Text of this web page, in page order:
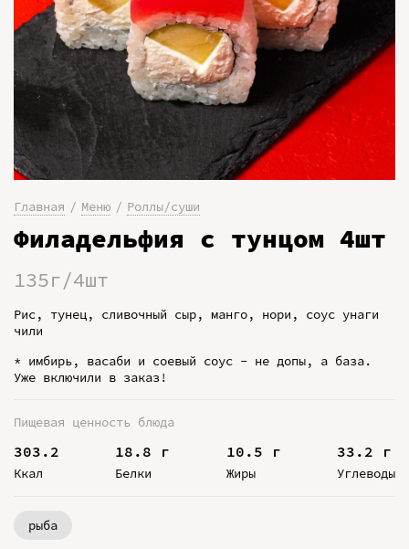
Главная Меню Роллы/суши
Филадельфия с тунцом 4шт
135г/4шт
Рис, тунец, сливочный сыр, манго, нори, соус унаги
чили
* имбирь, васаби и соевый соус - не допы, а база.
Уже включили в заказ!
Пищевая ценность блюда
303.2
Ккал
18.8 г
Белки
10.5 г
Жиры
33.2 г
Углеводы
рыба